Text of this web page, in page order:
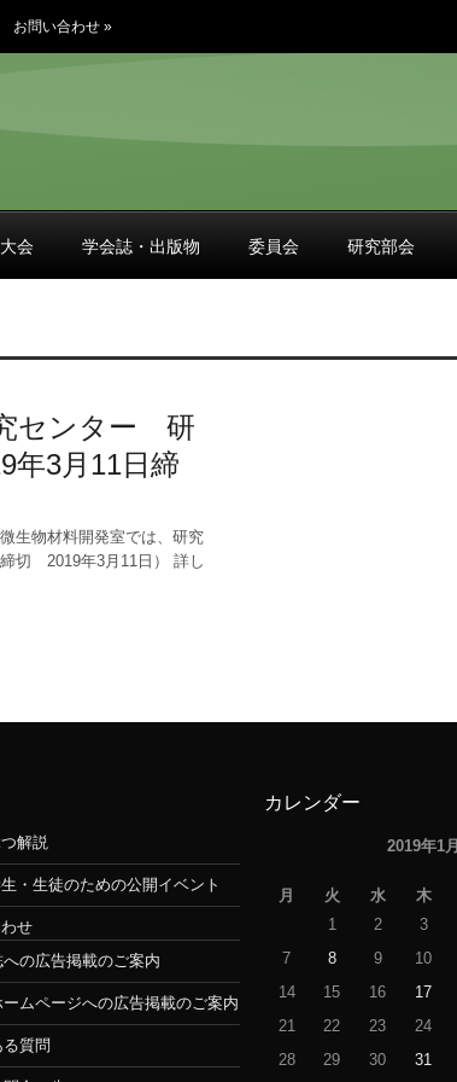
お問い合わせ »
会 学会誌・出版物 委員会 研究部会
センター 研
年3月11日締
生物材料開発室では、研究
切 2019年3月11日） 詳し
解説
・生徒のための公開イベント
せ
の広告掲載のご案内
ムページへの広告掲載のご案内
る質問
カレンダー
2019年1月
月 火 水 木
1
2 3
7
8 9 10
14
15 16 17
21
22 23 24
28
29 30
31